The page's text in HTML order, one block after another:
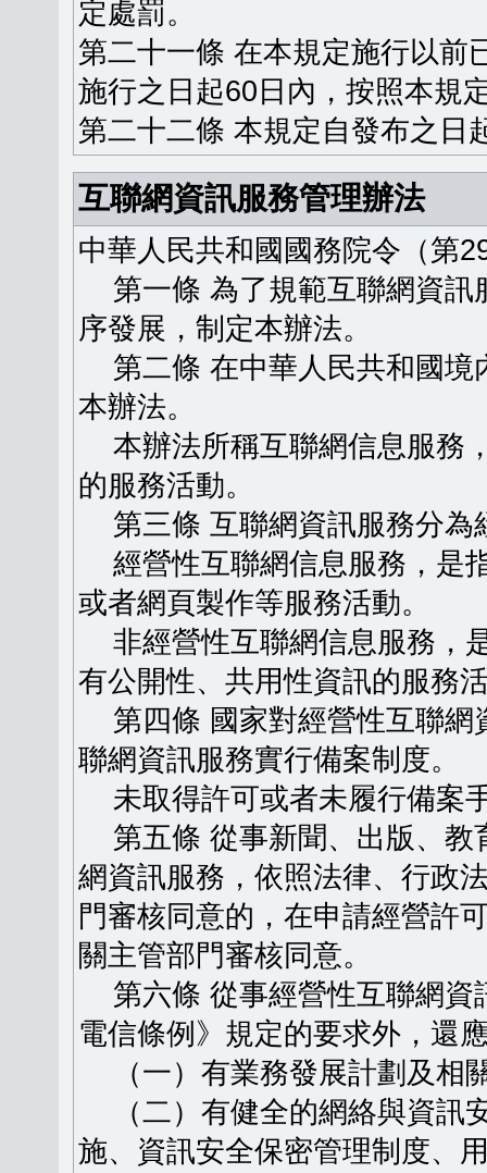
定處罰。
第二十一條 在本規定施行以前
施行之日起60日內，按照本規
第二十二條 本規定自發布之日
互聯網資訊服務管理辦法
中華人民共和國國務院令（第
第一條 為了規範互聯網資訊
序發展，制定本辦法。
第二條 在中華人民共和國境
本辦法。
本辦法所稱互聯網信息服務
的服務活動。
第三條 互聯網資訊服務分為
經營性互聯網信息服務，是
或者網頁製作等服務活動。
非經營性互聯網信息服務，
有公開性、共用性資訊的服務
第四條 國家對經營性互聯網
聯網資訊服務實行備案制度。
未取得許可或者未履行備案
第五條 從事新聞、出版、教
網資訊服務，依照法律、行政
門審核同意的，在申請經營許
關主管部門審核同意。
第六條 從事經營性互聯網資
電信條例》規定的要求外，還
（一）有業務發展計劃及相
（二）有健全的網絡與資訊
施、資訊安全保密管理制度、